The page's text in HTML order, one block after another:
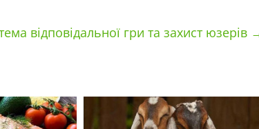
відповідальної гри та захист юзерів